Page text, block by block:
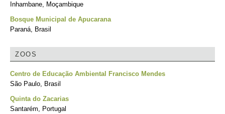
Inhambane, Moçambique
Bosque Municipal de Apucarana
Paraná, Brasil
ZOOS
Centro de Educação Ambiental Francisco Mendes
São Paulo, Brasil
Quinta do Zacarias
Santarém, Portugal